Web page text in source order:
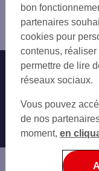
REICHSHOFFEN
MERTZWILLER 32
PETERSBACH 60
GARE SNCF
SAVERNE
SUPER U
MOMMENHEIM 22
MONTBRONN 77
ESCHBACH 74
Ingwiller
Distributeur/
Nos
bon
partenaires
cookies pour
contenus, réaliser
permettre de lire
réseaux sociaux.
Vous pouvez
de nos
moment, en